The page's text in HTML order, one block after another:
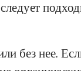
без нее.